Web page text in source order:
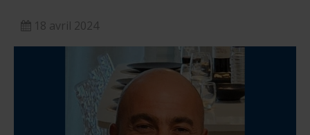
18 avril 2024